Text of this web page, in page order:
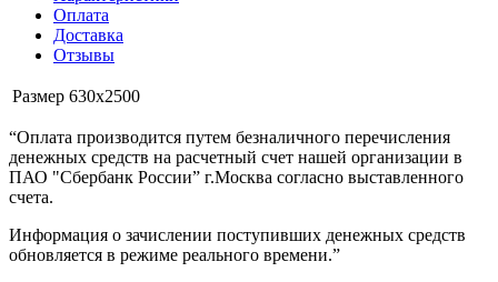
Оплата
Доставка
Отзывы
Размер 630х2500
“Оплата производится путем безналичного перечисления
денежных средств на расчетный счет нашей организации в
ПАО "Сбербанк России” г.Москва согласно выставленного
счета.
Информация о зачислении поступивших денежных средств
обновляется в режиме реального времени.”